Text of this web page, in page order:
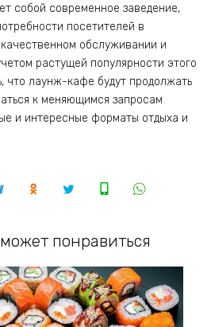
собой современное заведение,
посетителей в
обслуживании и
растущей популярности этого
что лаунж-кафе будут продолжать
к меняющимся запросам
и интересные форматы отдыха и
понравиться